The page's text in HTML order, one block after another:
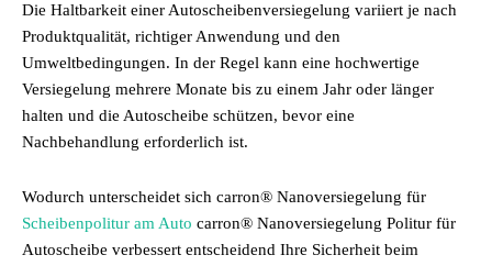
Die Haltbarkeit einer Autoscheibenversiegelung variiert je nach
Produktqualität, richtiger Anwendung und den
Umweltbedingungen. In der Regel kann eine hochwertige
Versiegelung mehrere Monate bis zu einem Jahr oder länger
halten und die Autoscheibe schützen, bevor eine
Nachbehandlung erforderlich ist.
Wodurch unterscheidet sich carron® Nanoversiegelung für
Scheibenpolitur am Auto carron® Nanoversiegelung Politur für
Autoscheibe verbessert entscheidend Ihre Sicherheit beim